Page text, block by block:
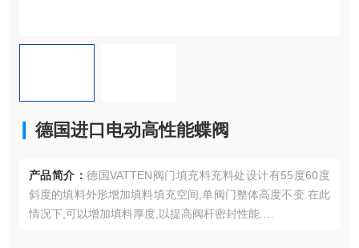
德国进口电动高性能蝶阀
产品简介： 德国VATTEN阀门填充料充料处设计有55度60度
斜度的填料外形增加填料填充空间,单阀门整体高度不变.在此
情况下,可以增加填料厚度,以提高阀杆密封性能.